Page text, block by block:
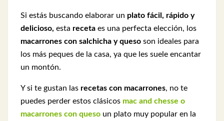
Si estás buscando elaborar un plato fácil, rápido y
delicioso, esta receta es una perfecta elección, los
macarrones con salchicha y queso son ideales para
los más peques de la casa, ya que les suele encantar
un montón.
Y si te gustan las recetas con macarrones, no te
puedes perder estos clásicos mac and chesse o
macarrones con queso un plato muy popular en la